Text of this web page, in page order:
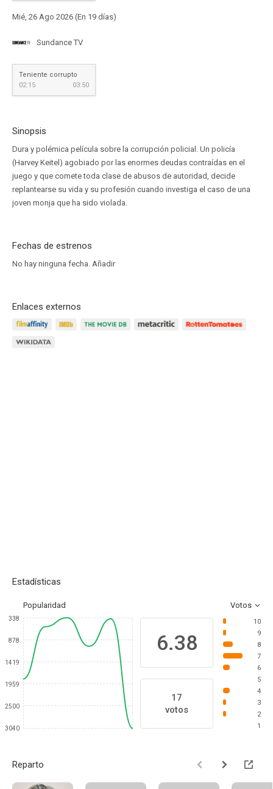
Mié, 26 Ago 2026 (En 19 días)
Sundance TV
Teniente corrupto
02:15
03:50
Sinopsis
Dura y polémica película sobre la corrupción policial. Un policía
(Harvey Keitel) agobiado por las enormes deudas contraídas en el
juego y que comete toda clase de abusos de autoridad, decide
replantearse su vida y su profesión cuando investiga el caso de una
joven monja que ha sido violada.
Fechas de estrenos
No hay ninguna fecha. Añadir
Enlaces externos
Estadísticas
Popularidad Votos
338
878
1419
1959
2500
3040
6.38
17
votos
10
9
8
7
6
5
4
3
2
1
Reparto